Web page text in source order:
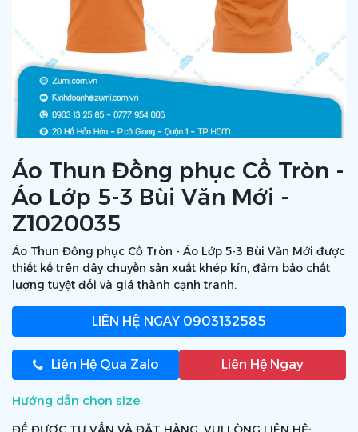
Áo Thun Đồng phục Cổ Tròn -
Áo Lớp 5-3 Bùi Văn Mới -
Z1020035
Áo Thun Đồng phục Cổ Tròn - Áo Lớp 5-3 Bùi Văn Mới được
thiết kế trên dây chuyền sản xuất khép kín, đảm bảo chất
lượng tuyệt đối và giá thành cạnh tranh.
LIÊN HỆ NGAY 0903132585
Liên Hệ Qua Zalo Liên Hệ Ngay
Hướng dẫn chọn size